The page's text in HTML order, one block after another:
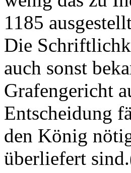
1185
Die
auch sonst
Grafengericht
Entscheidung
den König
überliefert